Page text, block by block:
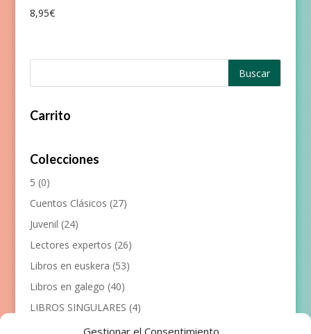
Gestionar el Consentimiento
8,95€
Carrito
Colecciones
5 (0)
Cuentos Clásicos (27)
Juvenil (24)
Lectores expertos (26)
Libros en euskera (53)
Libros en galego (40)
LIBROS SINGULARES (4)
Llibres en català (117)